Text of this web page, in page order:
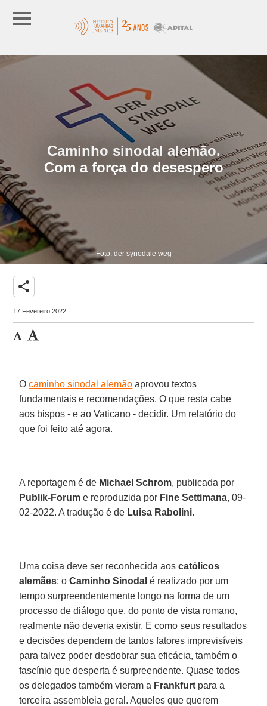
Caminho sinodal alemão.
Com a força do desespero
Foto: der synodale weg
share
17 Fevereiro 2022
Ocaminho sinodal alemão aprovou textos
fundamentais e recomendações. O que resta cabe
aos bispos - e ao Vaticano - decidir. Um relatório do
que foi feito até agora.
A reportagem é de Michael Schrom, publicada por
Publik-Forum e reproduzida por Fine Settimana, 09-
02-2022. A tradução é de Luisa Rabolini.
Uma coisa deve ser reconhecida aoscatólicos
alemães: oCaminho Sinodal é realizado por um
tempo surpreendentemente longo na forma de um
processo de diálogo que, do ponto de vista romano,
realmente não deveria existir. E como seus resultados
e decisões dependem de tantos fatores imprevisíveis
para talvez poder desdobrar sua eficácia, também o
fascínio que desperta é surpreendente. Quase todos
os delegados também vieram a Frankfurt para a
terceira assembleia geral. Aqueles que querem